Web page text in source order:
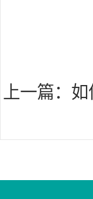
上一篇： 如